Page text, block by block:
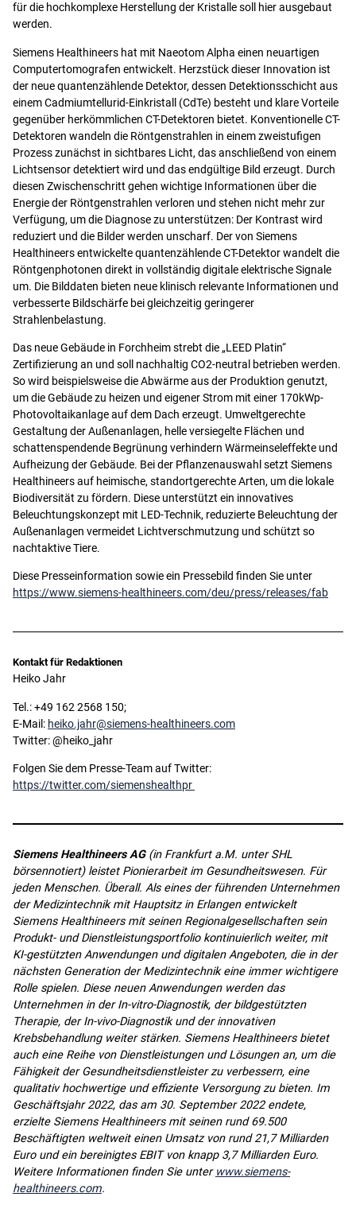
für die hochkomplexe Herstellung der Kristalle soll hier ausgebaut
werden.
Siemens Healthineers hat mit Naeotom Alpha einen neuartigen
Computertomografen entwickelt. Herzstück dieser Innovation ist
der neue quantenzählende Detektor, dessen Detektionsschicht aus
einem Cadmiumtellurid-Einkristall (CdTe) besteht und klare Vorteile
gegenüber herkömmlichen CT-Detektoren bietet. Konventionelle CT-
Detektoren wandeln die Röntgenstrahlen in einem zweistufigen
Prozess zunächst in sichtbares Licht, das anschließend von einem
Lichtsensor detektiert wird und das endgültige Bild erzeugt. Durch
diesen Zwischenschritt gehen wichtige Informationen über die
Energie der Röntgenstrahlen verloren und stehen nicht mehr zur
Verfügung, um die Diagnose zu unterstützen: Der Kontrast wird
reduziert und die Bilder werden unscharf. Der von Siemens
Healthineers entwickelte quantenzählende CT-Detektor wandelt die
Röntgenphotonen direkt in vollständig digitale elektrische Signale
um. Die Bilddaten bieten neue klinisch relevante Informationen und
verbesserte Bildschärfe bei gleichzeitig geringerer
Strahlenbelastung.
Das neue Gebäude in Forchheim strebt die „LEED Platin“
Zertifizierung an und soll nachhaltig CO2-neutral betrieben werden.
So wird beispielsweise die Abwärme aus der Produktion genutzt,
um die Gebäude zu heizen und eigener Strom mit einer 170kWp-
Photovoltaikanlage auf dem Dach erzeugt. Umweltgerechte
Gestaltung der Außenanlagen, helle versiegelte Flächen und
schattenspendende Begrünung verhindern Wärmeinseleffekte und
Aufheizung der Gebäude. Bei der Pflanzenauswahl setzt Siemens
Healthineers auf heimische, standortgerechte Arten, um die lokale
Biodiversität zu fördern. Diese unterstützt ein innovatives
Beleuchtungskonzept mit LED-Technik, reduzierte Beleuchtung der
Außenanlagen vermeidet Lichtverschmutzung und schützt so
nachtaktive Tiere.
Diese Presseinformation sowie ein Pressebild finden Sie unter
https://www.siemens-healthineers.com/deu/press/releases/fab
Kontakt für Redaktionen
Heiko Jahr
Tel.: +49 162 2568 150;
E-Mail: heiko.jahr@siemens-healthineers.com
Twitter: @heiko_jahr
Folgen Sie dem Presse-Team auf Twitter:
https://twitter.com/siemenshealthpr
Siemens Healthineers AG (in Frankfurt a.M. unter SHL
börsennotiert) leistet Pionierarbeit im Gesundheitswesen. Für
jeden Menschen. Überall. Als eines der führenden Unternehmen
der Medizintechnik mit Hauptsitz in Erlangen entwickelt
Siemens Healthineers mit seinen Regionalgesellschaften sein
Produkt- und Dienstleistungsportfolio kontinuierlich weiter, mit
KI-gestützten Anwendungen und digitalen Angeboten, die in der
nächsten Generation der Medizintechnik eine immer wichtigere
Rolle spielen. Diese neuen Anwendungen werden das
Unternehmen in der In-vitro-Diagnostik, der bildgestützten
Therapie, der In-vivo-Diagnostik und der innovativen
Krebsbehandlung weiter stärken. Siemens Healthineers bietet
auch eine Reihe von Dienstleistungen und Lösungen an, um die
Fähigkeit der Gesundheitsdienstleister zu verbessern, eine
qualitativ hochwertige und effiziente Versorgung zu bieten. Im
Geschäftsjahr 2022, das am 30. September 2022 endete,
erzielte Siemens Healthineers mit seinen rund 69.500
Beschäftigten weltweit einen Umsatz von rund 21,7 Milliarden
Euro und ein bereinigtes EBIT von knapp 3,7 Milliarden Euro.
Weitere Informationen finden Sie unter www.siemens-
healthineers.com.